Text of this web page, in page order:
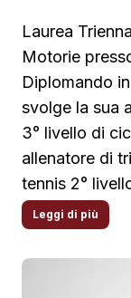
Laurea
Motorie
Diplomando
svolge la sua
3° livello di
allenatore di
tennis 2°
biomeccanica
monitoraggio
endurance,
mondo
Leggi di più